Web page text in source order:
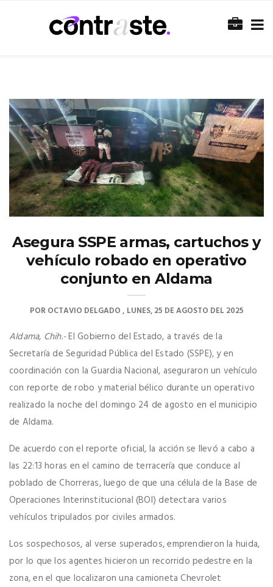
Asegura SSPE armas, cartuchos y
vehículo robado en operativo
conjunto en Aldama
POROCTAVIO DELGADO LUNES, 25 DE AGOSTO DEL 2025
Aldama, Chih.-El Gobierno del Estado, a través de la
Secretaría de Seguridad Pública del Estado (SSPE), y en
coordinación con la Guardia Nacional, aseguraron un vehículo
con reporte de robo y material bélico durante un operativo
realizado la noche del domingo 24 de agosto en el municipio
de Aldama.
De acuerdo con el reporte oficial, la acción se llevó a cabo a
las 22:13 horas en el camino de terracería que conduce al
poblado de Chorreras, luego de que una célula de la Base de
Operaciones Interinstitucional (BOI) detectara varios
vehículos tripulados por civiles armados.
Los sospechosos, al verse superados, emprendieron la huida,
por lo que los agentes hicieron un recorrido pedestre en la
zona, en el que localizaron una camioneta Chevrolet